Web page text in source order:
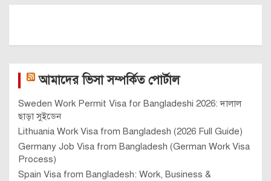
আমাদের ভিসা সম্পর্কিত পোর্টাল
Sweden Work Permit Visa for Bangladeshi 2026: দালাল
ছাড়া সুইডেন
Lithuania Work Visa from Bangladesh (2026 Full Guide)
Germany Job Visa from Bangladesh (German Work Visa
Process)
Spain Visa from Bangladesh: Work, Business &